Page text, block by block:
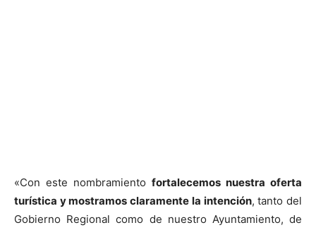
«Con este nombramiento fortalecemos nuestra oferta
turística y mostramos claramente la intención, tanto del
Gobierno Regional como de nuestro Ayuntamiento, de